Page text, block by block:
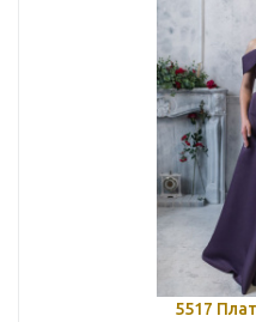
5517 Платье атласное,